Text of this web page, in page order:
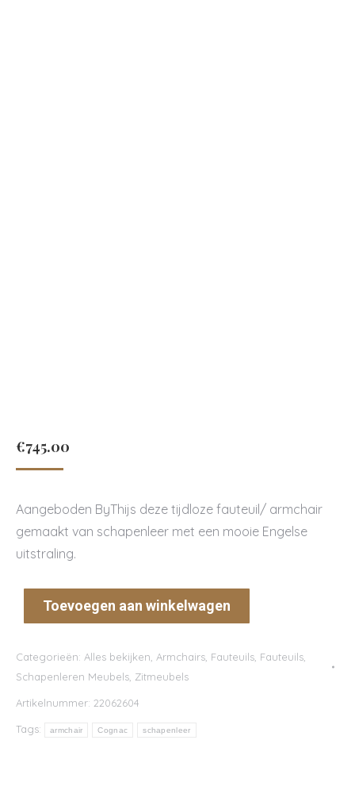
€745.00
Aangeboden ByThijs deze tijdloze fauteuil/ armchair
gemaakt van schapenleer met een mooie Engelse
uitstraling.
Toevoegen aan winkelwagen
Categorieën: Alles bekijken Armchairs Fauteuils Fauteuils
Schapenleren Meubels Zitmeubels
Artikelnummer: 22062604
Tags: armchair Cognac schapenleer